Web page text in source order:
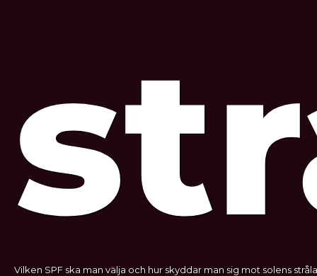
Vilken SPF ska man välja och hur skyddar man sig mot solens